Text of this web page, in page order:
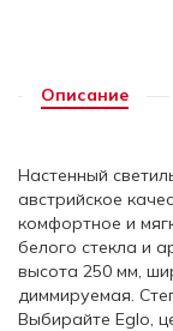
Описание
Настенный
австрийское
комфортное и
белого стекла и
высота 250 мм,
диммируемая.
Выбирайте Eglo,